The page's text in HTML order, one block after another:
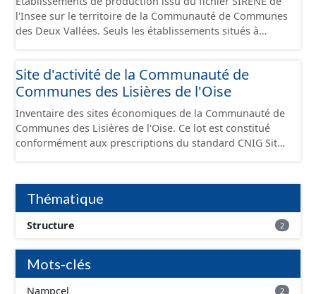
l'Insee sur le territoire de la Communauté de Communes
des Deux Vallées. Seuls les établissements situés à
conformément aux prescriptions du standard CNIG Sites
Économiques. Ce lot ne contient pas la référence aux
delà des prescriptions du CNIG se limitant aux SCI.
Site d'activité de la Communauté de
Communes des Lisières de l'Oise
Inventaire des sites économiques de la Communauté de
Communes des Lisières de l'Oise. Ce lot est constitué
conformément aux prescriptions du standard CNIG Sites
Thématique
Structure 2
Mots-clés
Nampcel 2